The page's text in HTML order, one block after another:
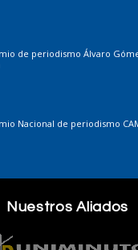
de periodismo Álvaro
Nacional de periodismo
Nuestros Aliados